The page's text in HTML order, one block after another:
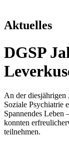
Aktuelles
DGSP
An der diesjährigen
Soziale Psychiatrie
Spannendes Leben
konnten
teilnehmen.